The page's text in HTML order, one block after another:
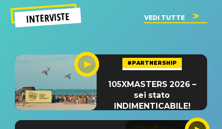
INTERVISTE VEDI TUTTE
#PARTNERSHIP
105XMASTERS 2026 –
sei stato
INDIMENTICABILE!